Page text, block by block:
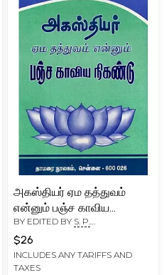
அகஸ்தியர் ஏம தத்துவம்
என்னும் பஞ்ச காவிய
நிகண்டு- Pancha Kavya
Nikandu is Agasthiyar's
Ema Tattva (Tamil)
BY EDITED BY S. P.
$26
INCLUDES ANY TARIFFS AND
TAXES